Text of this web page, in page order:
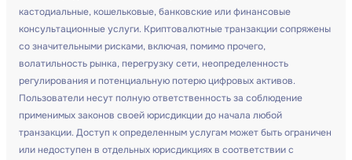
кастодиальные, кошельковые, банковские или финансовые
консультационные услуги. Криптовалютные транзакции сопряжены
со значительными рисками, включая, помимо прочего,
волатильность рынка, перегрузку сети, неопределенность
регулирования и потенциальную потерю цифровых активов.
Пользователи несут полную ответственность за соблюдение
применимых законов своей юрисдикции до начала любой
транзакции. Доступ к определенным услугам может быть ограничен
или недоступен в отдельных юрисдикциях в соответствии с